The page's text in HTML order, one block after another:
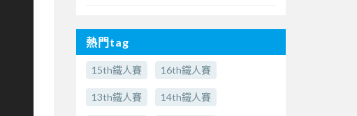
熱門tag
15th鐵人賽 16th鐵人賽
13th鐵人賽 14th鐵人賽